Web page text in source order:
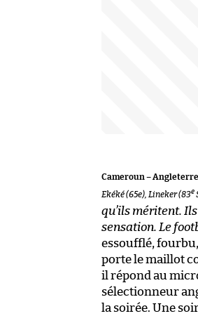
Cameroun – Angleterre
Ekéké (65e), Lineker (83e
qu’ils méritent.
sensation. Le
essoufflé,
porte le maillot
il répond au
sélectionneur
la soirée. Une